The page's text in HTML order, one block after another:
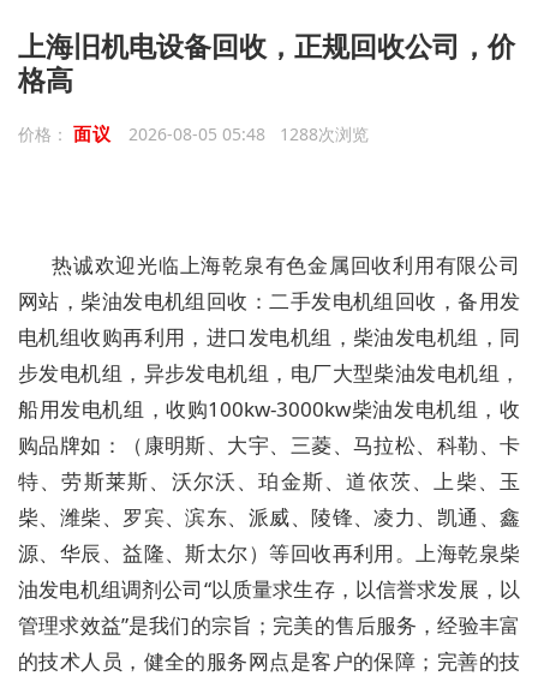
上海旧机电设备回收，正规回收公司，价
格高
价格： 面议 2026-08-05 05:48 1288次浏览
热诚欢迎光临上海乾泉有色金属回收利用有限公司
网站，柴油发电机组回收：二手发电机组回收，备用发
电机组收购再利用，进口发电机组，柴油发电机组，同
步发电机组，异步发电机组，电厂大型柴油发电机组，
船用发电机组，收购100kw-3000kw柴油发电机组，收
购品牌如：（康明斯、大宇、三菱、马拉松、科勒、卡
特、劳斯莱斯、沃尔沃、珀金斯、道依茨、上柴、玉
柴、潍柴、罗宾、滨东、派威、陵锋、凌力、凯通、鑫
源、华辰、益隆、斯太尔）等回收再利用。上海乾泉柴
油发电机组调剂公司“以质量求生存，以信誉求发展，以
管理求效益”是我们的宗旨；完美的售后服务，经验丰富
的技术人员，健全的服务网点是客户的保障；完善的技